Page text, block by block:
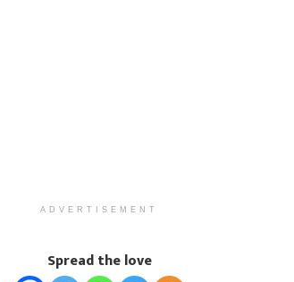
ADVERTISEMENT
Spread the love